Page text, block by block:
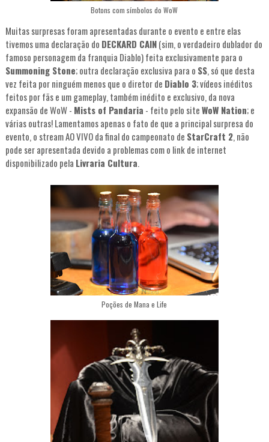
Botons com símbolos do WoW
Muitas surpresas foram apresentadas durante o evento e entre elas
tivemos uma declaração do DECKARD CAIN(sim, o verdadeiro dublador do
famoso personagem da franquia Diablo) feita exclusivamente para o
Summoning Stone; outra declaração exclusiva para o SS, só que desta
vez feita por ninguém menos que o diretor de Diablo 3; vídeos inéditos
feitos por fãs e um gameplay, também inédito e exclusivo, da nova
expansão de WoW - Mists of Pandaria - feito pelo siteWoW Nation; e
várias outras! Lamentamos apenas o fato de que a principal surpresa do
evento, o stream AO VIVO da final do campeonato de StarCraft 2, não
pode ser apresentada devido a problemas com o link de internet
disponibilizado pela Livraria Cultura.
Poções de Mana e Life